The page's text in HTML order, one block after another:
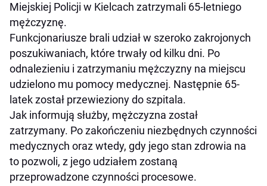
Miejskiej Policji w Kielcach zatrzymali 65-letniego
mężczyznę.
Funkcjonariusze brali udział w szeroko zakrojonych
poszukiwaniach, które trwały od kilku dni. Po
odnalezieniu i zatrzymaniu mężczyzny na miejscu
udzielono mu pomocy medycznej. Następnie 65-
latek został przewieziony do szpitala.
Jak informują służby, mężczyzna został
zatrzymany. Po zakończeniu niezbędnych czynności
medycznych oraz wtedy, gdy jego stan zdrowia na
to pozwoli, z jego udziałem zostaną
przeprowadzone czynności procesowe.